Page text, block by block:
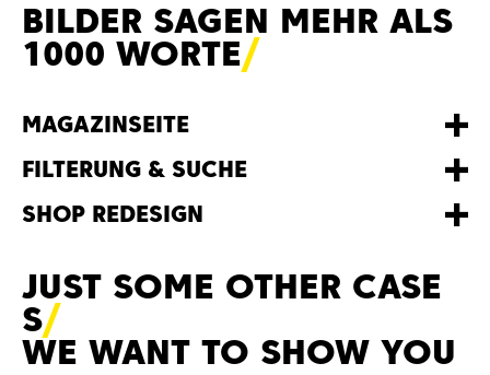
BILDER SAGEN MEHR ALS
1000 WORTE
MAGAZINSEITE
FILTERUNG & SUCHE
SHOP REDESIGN
JUST SOME OTHER CASE
S
WE WANT TO SHOW YOU